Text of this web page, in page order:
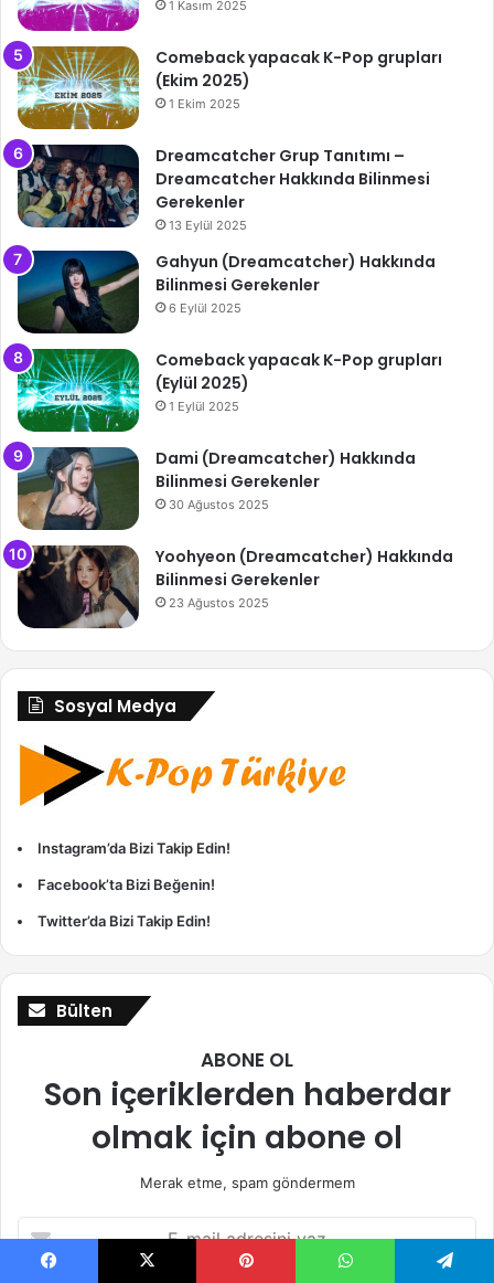
1 Kasım 2025
Comeback yapacak K-Pop grupları
(Ekim 2025)
1 Ekim 2025
Dreamcatcher Grup Tanıtımı –
Dreamcatcher Hakkında Bilinmesi
Gerekenler
13 Eylül 2025
Gahyun (Dreamcatcher) Hakkında
Bilinmesi Gerekenler
6 Eylül 2025
Comeback yapacak K-Pop grupları
(Eylül 2025)
1 Eylül 2025
Dami (Dreamcatcher) Hakkında
Bilinmesi Gerekenler
30 Ağustos 2025
Yoohyeon (Dreamcatcher) Hakkında
Bilinmesi Gerekenler
23 Ağustos 2025
Sosyal Medya
Instagram’da Bizi Takip Edin!
Facebook’ta Bizi Beğenin!
Twitter’da Bizi Takip Edin!
Bülten
ABONE OL
Son içeriklerden haberdar
olmak için abone ol
Merak etme, spam göndermem
mail
adresini